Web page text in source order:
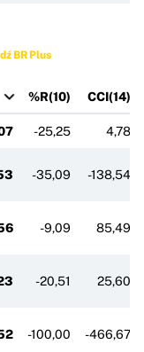
BR Plus
%R(10) CCI(14)
-25,25 4,78
-35,09 -138,54
-9,09 85,49
-20,51 25,60
-100,00 -466,67